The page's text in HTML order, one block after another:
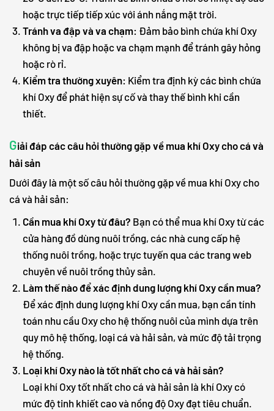
hoặc trực tiếp tiếp xúc với ánh nắng mặt trời.
Tránh va đập và va chạm: Đảm bảo bình chứa khí Oxy
không bị va đập hoặc va chạm mạnh để tránh gây hỏng
hoặc rò rỉ.
Kiểm tra thường xuyên: Kiểm tra định kỳ các bình chứa
khí Oxy để phát hiện sự cố và thay thế bình khi cần
thiết.
Giải đáp các câu hỏi thường gặp về mua khí Oxy cho cá và
hải sản
Dưới đây là một số câu hỏi thường gặp về mua khí Oxy cho
cá và hải sản:
Cần mua khí Oxy từ đâu? Bạn có thể mua khí Oxy từ các
cửa hàng đồ dùng nuôi trồng, các nhà cung cấp hệ
thống nuôi trồng, hoặc trực tuyến qua các trang web
chuyên về nuôi trồng thủy sản.
Làm thế nào để xác định dung lượng khí Oxy cần mua?
Để xác định dung lượng khí Oxy cần mua, bạn cần tính
toán nhu cầu Oxy cho hệ thống nuôi của mình dựa trên
quy mô hệ thống, loại cá và hải sản, và mức độ tải trọng
hệ thống.
Loại khí Oxy nào là tốt nhất cho cá và hải sản?
Loại khí Oxy tốt nhất cho cá và hải sản là khí Oxy có
mức độ tinh khiết cao và nồng độ Oxy đạt tiêu chuẩn.